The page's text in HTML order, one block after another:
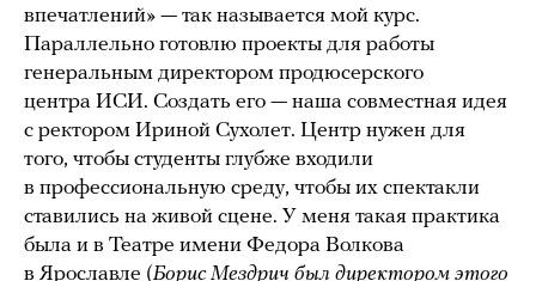
впечатлений» — так называется мой курс.
Параллельно готовлю проекты для работы
генеральным директором продюсерского
центра ИСИ. Создать его — наша совместная идея
с ректором Ириной Сухолет. Центр нужен для
того, чтобы студенты глубже входили
в профессиональную среду, чтобы их спектакли
ставились на живой сцене. У меня такая практика
была и в Театре имени Федора Волкова
в Ярославле (Борис Мездрич был директором этого